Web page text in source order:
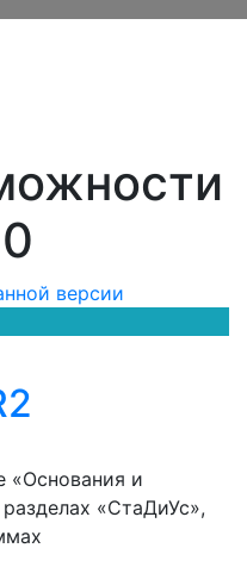
версии
«Основания и
«СтаДиУс»,